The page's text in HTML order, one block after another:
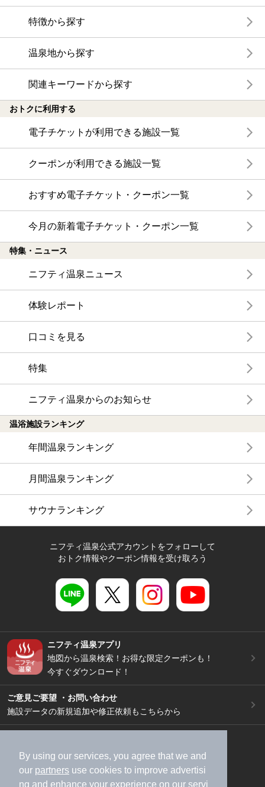
By using our services, you agree that we and
our partners use cookies to improve advertisi
ng and enhance your experience on our servi
特徴から探す
温泉地から探す
関連キーワードから探す
おトクに利用する
電子チケットが利用できる施設一覧
クーポンが利用できる施設一覧
おすすめ電子チケット・クーポン一覧
今月の新着電子チケット・クーポン一覧
特集・ニュース
ニフティ温泉ニュース
体験レポート
口コミを見る
特集
ニフティ温泉からのお知らせ
温浴施設ランキング
年間温泉ランキング
月間温泉ランキング
サウナランキング
ニフティ温泉公式アカウントをフォローして
おトク情報やクーポン情報を受け取ろう
ニフティ温泉アプリ
地図から温泉検索！お得な限定クーポンも！
今すぐダウンロード！
ご意見ご要望 ・お問い合わせ
施設データの新規追加や修正依頼もこちらから
加盟店募集（資料請求）
広告出稿のご案内
利用規約
ライフスタイルMEMBERS+規約